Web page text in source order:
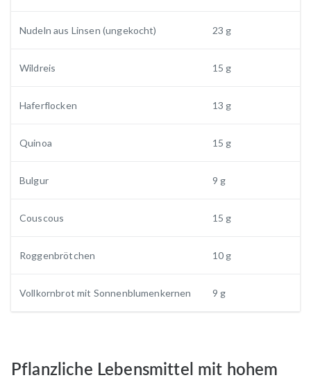
Nudeln aus Linsen (ungekocht) 23 g
Wildreis 15 g
Haferflocken 13 g
Quinoa 15 g
Bulgur 9 g
Couscous 15 g
Roggenbrötchen 10 g
Vollkornbrot mit Sonnenblumenkernen 9 g
Pflanzliche Lebensmittel mit hohem